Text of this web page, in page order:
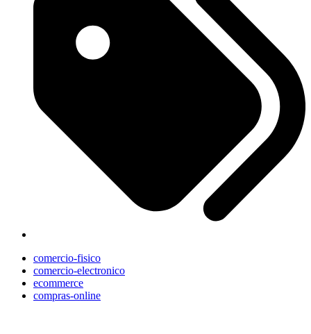
comercio-fisico
comercio-electronico
ecommerce
compras-online